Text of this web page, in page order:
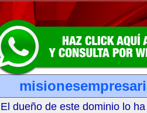
El dueño de este dominio lo